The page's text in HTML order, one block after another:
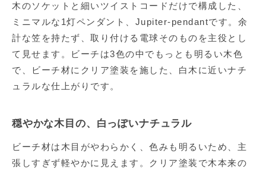
木のソケットと細いツイストコードだけで構成した、
ミニマルな1灯ペンダント、Jupiter-pendantです。余
計な笠を持たず、取り付ける電球そのものを主役とし
て見せます。ビーチは3色の中でもっとも明るい木色
で、ビーチ材にクリア塗装を施した、白木に近いナチ
ュラルな仕上がりです。
穏やかな木目の、白っぽいナチュラル
ビーチ材は木目がやわらかく、色みも明るいため、主
張しすぎず軽やかに見えます。クリア塗装で木本来の